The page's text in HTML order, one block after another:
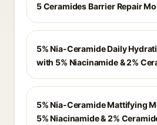
5 Ceramides Barrier Repair
5% Nia-Ceramide Daily
with 5% Niacinamide & 2%
5% Nia-Ceramide Mattifying
5% Niacinamide & 2%